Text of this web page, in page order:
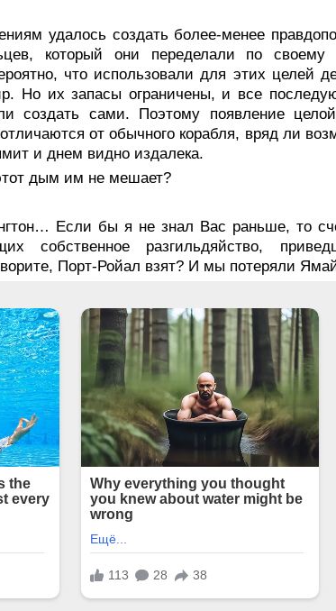
удалось создать более-менее
который они переделали по своему
что использовали для этих целей
Но их запасы ограничены, и все
создать сами. Поэтому появление
от обычного корабля, вряд ли
и днем видно издалека.
дым им не мешает?
Если бы я не знал Вас раньше, то
собственное разгильдяйство,
Порт-Ройал взят? И мы потеряли